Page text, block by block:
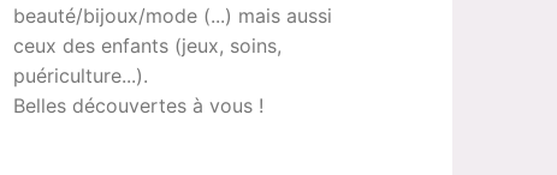
beauté/bijoux/mode (...) mais aussi
ceux des enfants (jeux, soins,
puériculture...).
Belles découvertes à vous !